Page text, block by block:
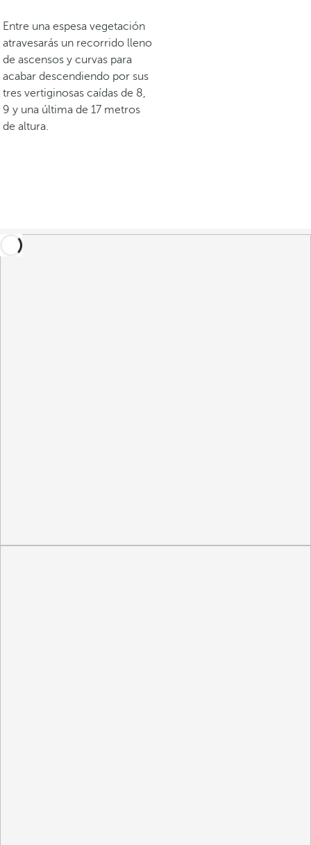
Entre una espesa vegetación
atravesarás un recorrido lleno
de ascensos y curvas para
acabar descendiendo por sus
tres vertiginosas caídas de 8,
9 y una última de 17 metros
de altura.